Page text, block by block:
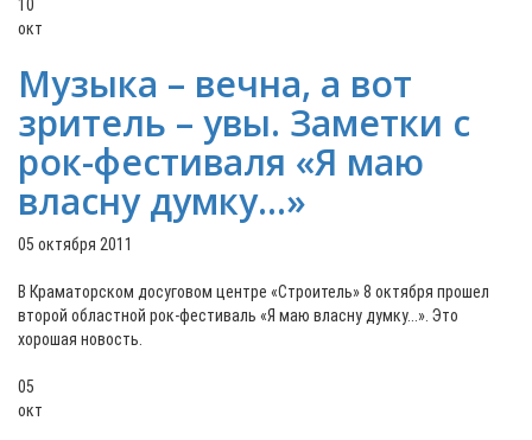
10
окт
Музыка – вечна, а вот
зритель – увы. Заметки с
рок-фестиваля «Я маю
власну думку...»
05 октября 2011
В Краматорском досуговом центре «Строитель» 8 октября прошел
второй областной рок-фестиваль «Я маю власну думку...». Это
хорошая новость.
05
окт